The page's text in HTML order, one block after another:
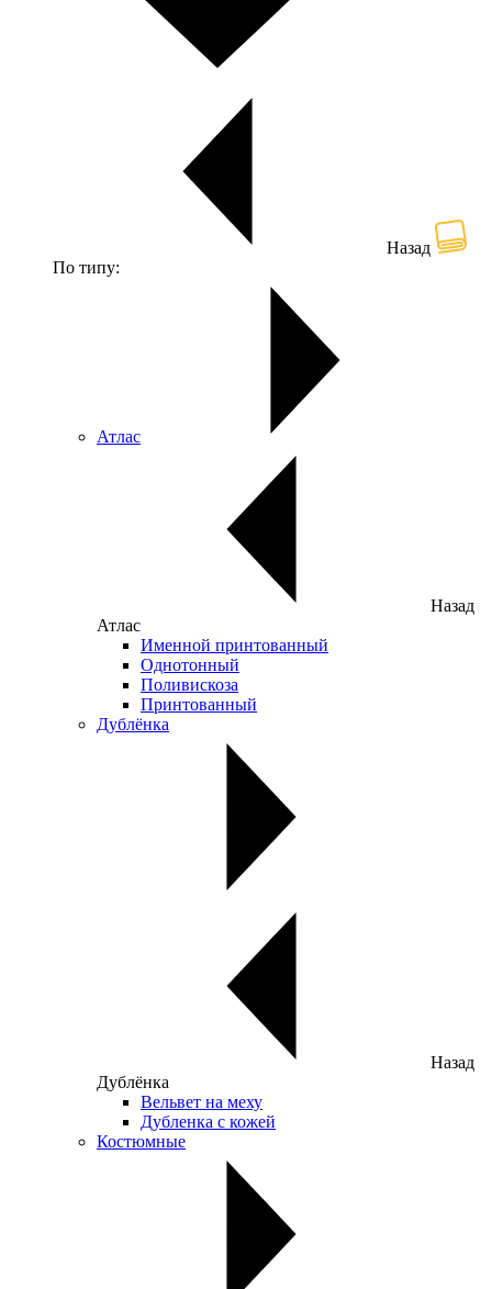
Назад
По типу:
Атлас
Назад
Атлас
Именной принтованный
Однотонный
Поливискоза
Принтованный
Дублёнка
Назад
Дублёнка
Вельвет на меху
Дубленка с кожей
Костюмные